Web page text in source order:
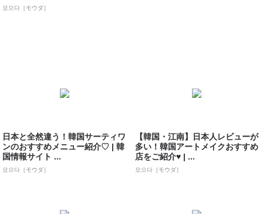
모으다［モウダ］
日本と全然違う！韓国サーティワ
ンのおすすめメニュー紹介♡ | 韓
国情報サイト ...
모으다［モウダ］
【韓国・江南】日本人レビューが
多い！韓国アートメイクおすすめ
店をご紹介♥ | ...
모으다［モウダ］